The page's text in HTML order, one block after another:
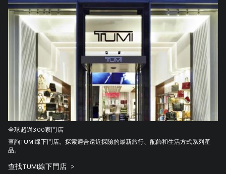
全球超過300家門店
查詢TUMI缐下門店。探索適合遠近探險的最新旅行、配飾和生活方式系列產
品。
查找TUMI線下門店